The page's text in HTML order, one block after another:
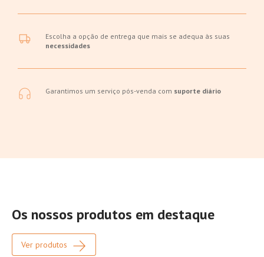
Escolha a opção de entrega que mais se adequa às suas
necessidades
Garantimos um serviço pós-venda com suporte diário
Os nossos produtos em destaque
Ver produtos